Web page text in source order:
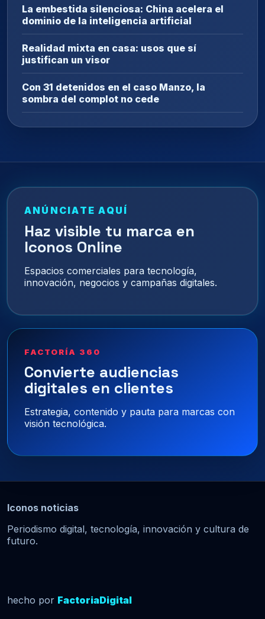
La embestida silenciosa: China acelera el
dominio de la inteligencia artificial
Realidad mixta en casa: usos que sí
justifican un visor
Con 31 detenidos en el caso Manzo, la
sombra del complot no cede
ANÚNCIATE AQUÍ
Haz visible tu marca en
Iconos Online
Espacios comerciales para tecnología,
innovación, negocios y campañas digitales.
FACTORÍA 360
Convierte audiencias
digitales en clientes
Estrategia, contenido y pauta para marcas con
visión tecnológica.
Iconos noticias
Periodismo digital, tecnología, innovación y cultura de
futuro.
hecho por FactoriaDigital